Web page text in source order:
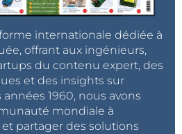
internationale dédiée à
offrant aux ingénieurs,
du contenu expert, des
et des insights sur
1960, nous avons
mondiale à
partager des solutions